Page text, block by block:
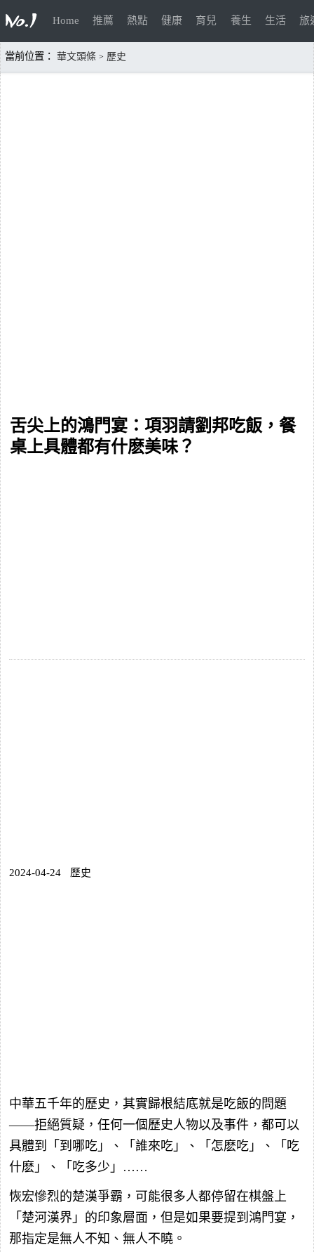
Home 推薦 熱點 健康 育兒 養生 生活 旅
當前位置： 華文頭條 > 歷史
舌尖上的鴻門宴：項羽請劉邦吃飯，餐
桌上具體都有什麽美味？
2024-04-24 歷史
中華五千年的歷史，其實歸根結底就是吃飯的問題
——拒絕質疑，任何一個歷史人物以及事件，都可以
具體到「到哪吃」、「誰來吃」、「怎麽吃」、「吃
什麽」、「吃多少」……
恢宏慘烈的楚漢爭霸，可能很多人都停留在棋盤上
「楚河漢界」的印象層面，但是如果要提到鴻門宴，
那指定是無人不知、無人不曉。